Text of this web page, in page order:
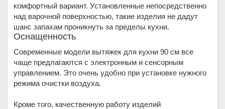
комфортный вариант. Установленные непосредственно
над варочной поверхностью, такие изделия не дадут
шанс запахам проникнуть за пределы кухни.
Оснащенность
Современные модели вытяжек для кухни 90 см все
чаще предлагаются с электронным и сенсорным
управлением. Это очень удобно при установке нужного
режима очистки воздуха.
Кроме того, качественную работу изделий